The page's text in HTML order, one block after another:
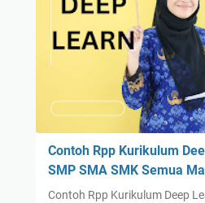
Contoh Rpp Kurikulum
SMP SMA SMK Semua
Contoh Rpp Kurikulum Deep